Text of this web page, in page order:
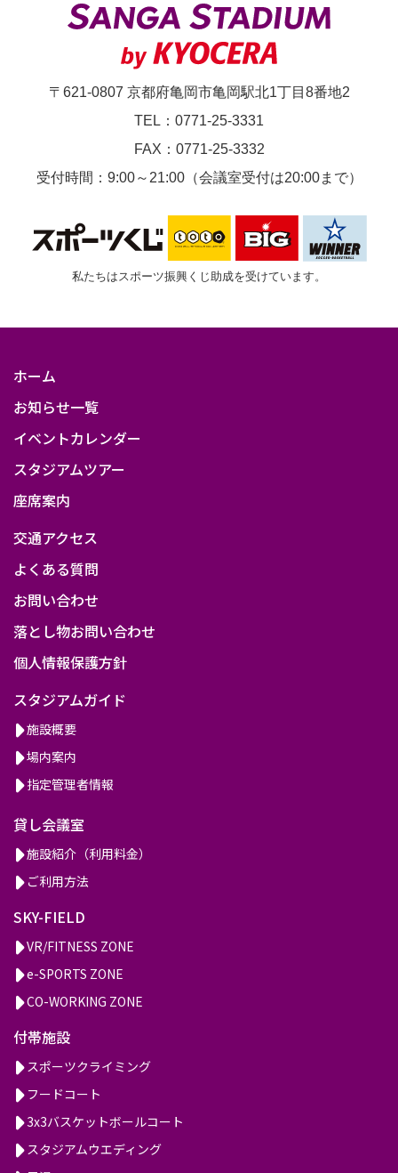
〒621-0807 京都府亀岡市亀岡駅北1丁目8番地2
TEL：0771-25-3331
FAX：0771-25-3332
受付時間：9:00～21:00（会議室受付は20:00まで）
私たちはスポーツ振興くじ助成を受けています。
ホーム
お知らせ一覧
イベントカレンダー
スタジアムツアー
座席案内
交通アクセス
よくある質問
お問い合わせ
落とし物お問い合わせ
個人情報保護方針
スタジアムガイド
施設概要
場内案内
指定管理者情報
貸し会議室
施設紹介（利用料金）
ご利用方法
SKY-FIELD
VR/FITNESS ZONE
e-SPORTS ZONE
CO-WORKING ZONE
付帯施設
スポーツクライミング
フードコート
3x3バスケットボールコート
スタジアムウエディング